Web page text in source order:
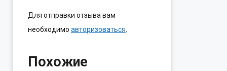
Для отправки отзыва вам
необходимо авторизоваться
Похожие